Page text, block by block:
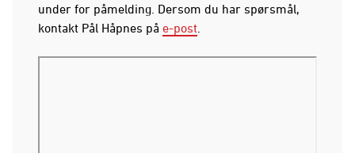
under for påmelding. Dersom du har spørsmål,
kontakt Pål Håpnes på e-post